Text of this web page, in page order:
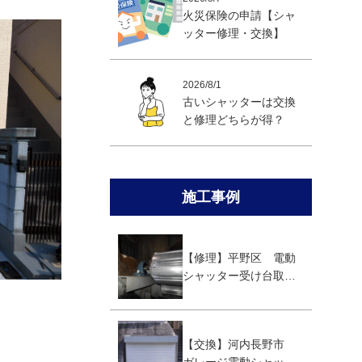
火災保険の申請【シャ
ッター修理・交換】
2026/8/1
古いシャッターは交換
と修理どちらが得？
施工事例
【修理】平野区 電動
シャッター受け台取替
【交換】河内長野市